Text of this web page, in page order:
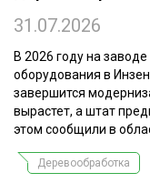
ЛЕСОПИЛЕНИЕ
ДЕРЕВЯННОЕ
БЕЗОПАСНОЕ
СОРТИРОВКА
СУШКА ДРЕВЕСИНЫ
31.07.2026
В 2026 году на
оборудования в
завершится
вырастет, а штат
этом сообщили в
Деревообработка